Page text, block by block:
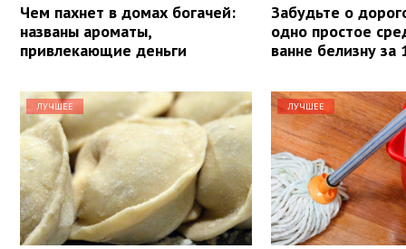
Чем пахнет в домах богачей:
названы ароматы,
привлекающие деньги
Забудьте о
одно простое
ванне белизну за
ЛУЧШЕЕ ЛУЧШЕЕ